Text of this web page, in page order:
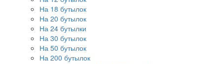
На 18 бутылок
На 20 бутылок
На 24 бутылки
На 30 бутылок
На 50 бутылок
На 200 бутылок